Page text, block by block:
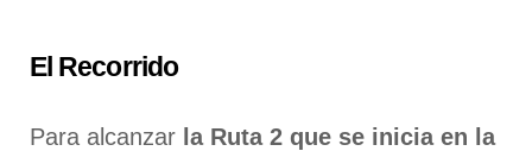
El Recorrido
Para alcanzar la Ruta 2 que se inicia en la